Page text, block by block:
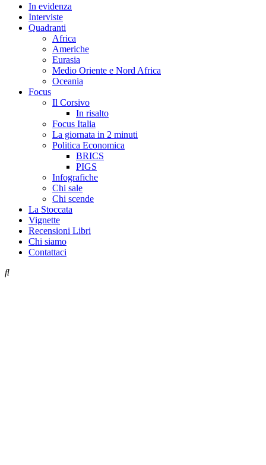
In evidenza
Interviste
Quadranti
Africa
Americhe
Eurasia
Medio Oriente e Nord Africa
Oceania
Focus
Il Corsivo
In risalto
Focus Italia
La giornata in 2 minuti
Politica Economica
BRICS
PIGS
Infografiche
Chi sale
Chi scende
La Stoccata
Vignette
Recensioni Libri
Chi siamo
Contattaci